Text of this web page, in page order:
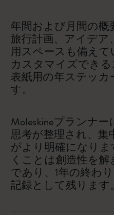
年間および月間の概
旅行計画、アイデア
用スペースも備え
カスタマイズでき
表紙用の年ステッカ
す。
Moleskineプランナ
思考が整理され、集
がより明確になり
くことは創造性を
であり、1年の終わ
記録として残ります。